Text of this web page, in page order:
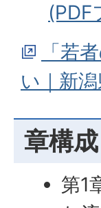
(PDF
「若
い｜新
章構成
第1